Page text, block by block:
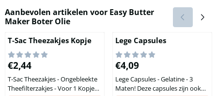
Aanbevolen artikelen voor Easy Butter
Maker Boter Olie
T-Sac Theezakjes Kopje
Prijs: 2,44
€2,44
T-Sac Theezakjes - Ongebleekte
Theefilterzakjes - Voor 1 Kopje
Lege Capsules
Prijs: 4,09
€4,09
Lege Capsules - Gelatine - 3
Maten! Deze capsules zijn ook